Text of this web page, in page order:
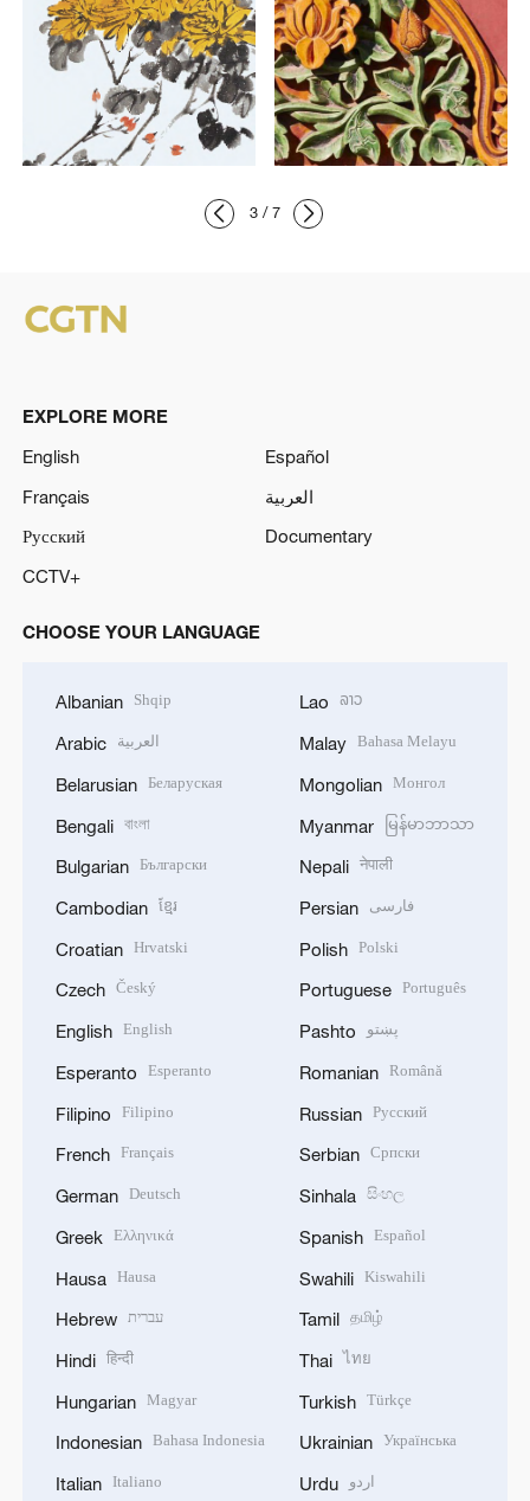
3/7
EXPLORE MORE
English
Español
Français
العربية
Русский
Documentary
CCTV+
CHOOSE YOUR LANGUAGE
Albanian Shqip
Arabic العربية
Belarusian Беларуская
Bengali বাংলা
Bulgarian Български
Cambodian ខ្មែរ
Croatian Hrvatski
Czech Český
English English
Esperanto Esperanto
Filipino Filipino
French Français
German Deutsch
Greek Ελληνικά
Hausa Hausa
Hebrew עברית
Hindi हिन्दी
Hungarian Magyar
Indonesian Bahasa Indonesia
Italian Italiano
Lao ລາວ
Malay Bahasa Melayu
Mongolian Монгол
Myanmar မြန်မာဘာသာ
Nepali नेपाली
Persian فارسی
Polish Polski
Portuguese Português
Pashto پښتو
Romanian Română
Russian Русский
Serbian Српски
Sinhala සිංහල
Spanish Español
Swahili Kiswahili
Tamil தமிழ்
Thai ไทย
Turkish Türkçe
Ukrainian Українська
Urdu اردو